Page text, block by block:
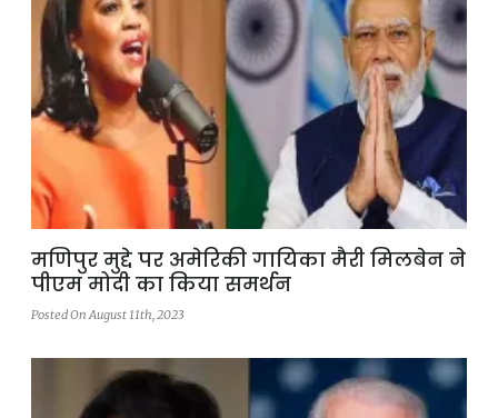
मणिपुर मुद्दे पर अमेरिकी गायिका मैरी मिलबेन ने
पीएम मोदी का किया समर्थन
Posted On August 11th, 2023